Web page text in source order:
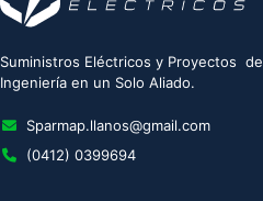
Suministros Eléctricos y Proyectos de
Ingeniería en un Solo Aliado.
Sparmap.llanos@gmail.com
(0412) 0399694